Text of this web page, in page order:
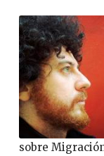
sobre